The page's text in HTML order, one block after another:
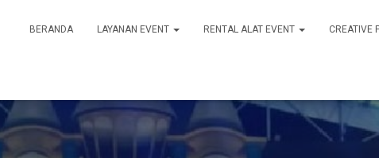
BERANDA LAYANAN EVENT RENTAL ALAT EVENT CREATIVE